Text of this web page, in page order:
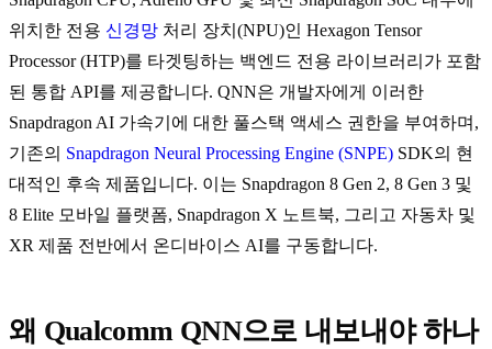
위치한 전용 신경망 처리 장치(NPU)인 Hexagon Tensor
Processor (HTP)를 타겟팅하는 백엔드 전용 라이브러리가 포함
된 통합 API를 제공합니다. QNN은 개발자에게 이러한
Snapdragon AI 가속기에 대한 풀스택 액세스 권한을 부여하며,
기존의 Snapdragon Neural Processing Engine (SNPE) SDK의 현
대적인 후속 제품입니다. 이는 Snapdragon 8 Gen 2, 8 Gen 3 및
8 Elite 모바일 플랫폼, Snapdragon X 노트북, 그리고 자동차 및
XR 제품 전반에서 온디바이스 AI를 구동합니다.
왜 Qualcomm QNN으로 내보내야 하나